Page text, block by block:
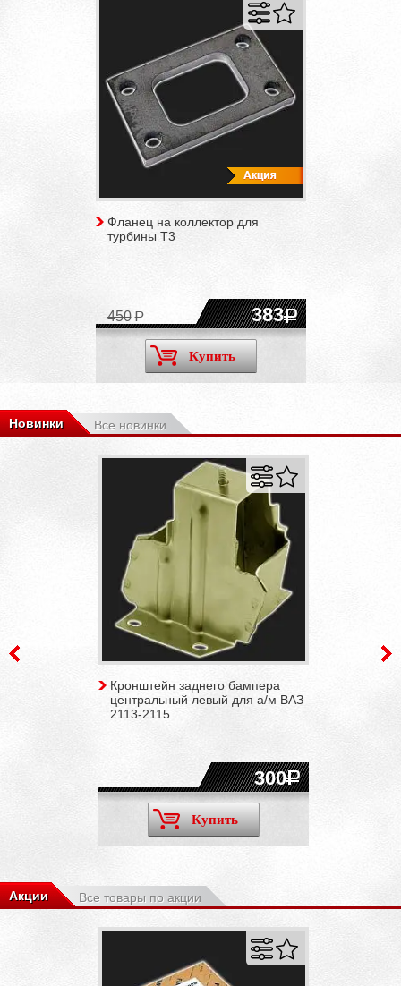
Фланец на коллектор для
турбины T3
383
450
Купить
Новинки Все новинки
Кронштейн заднего бампера
центральный левый для а/м ВАЗ
2113-2115
300
Купить
Акции Все товары по акции